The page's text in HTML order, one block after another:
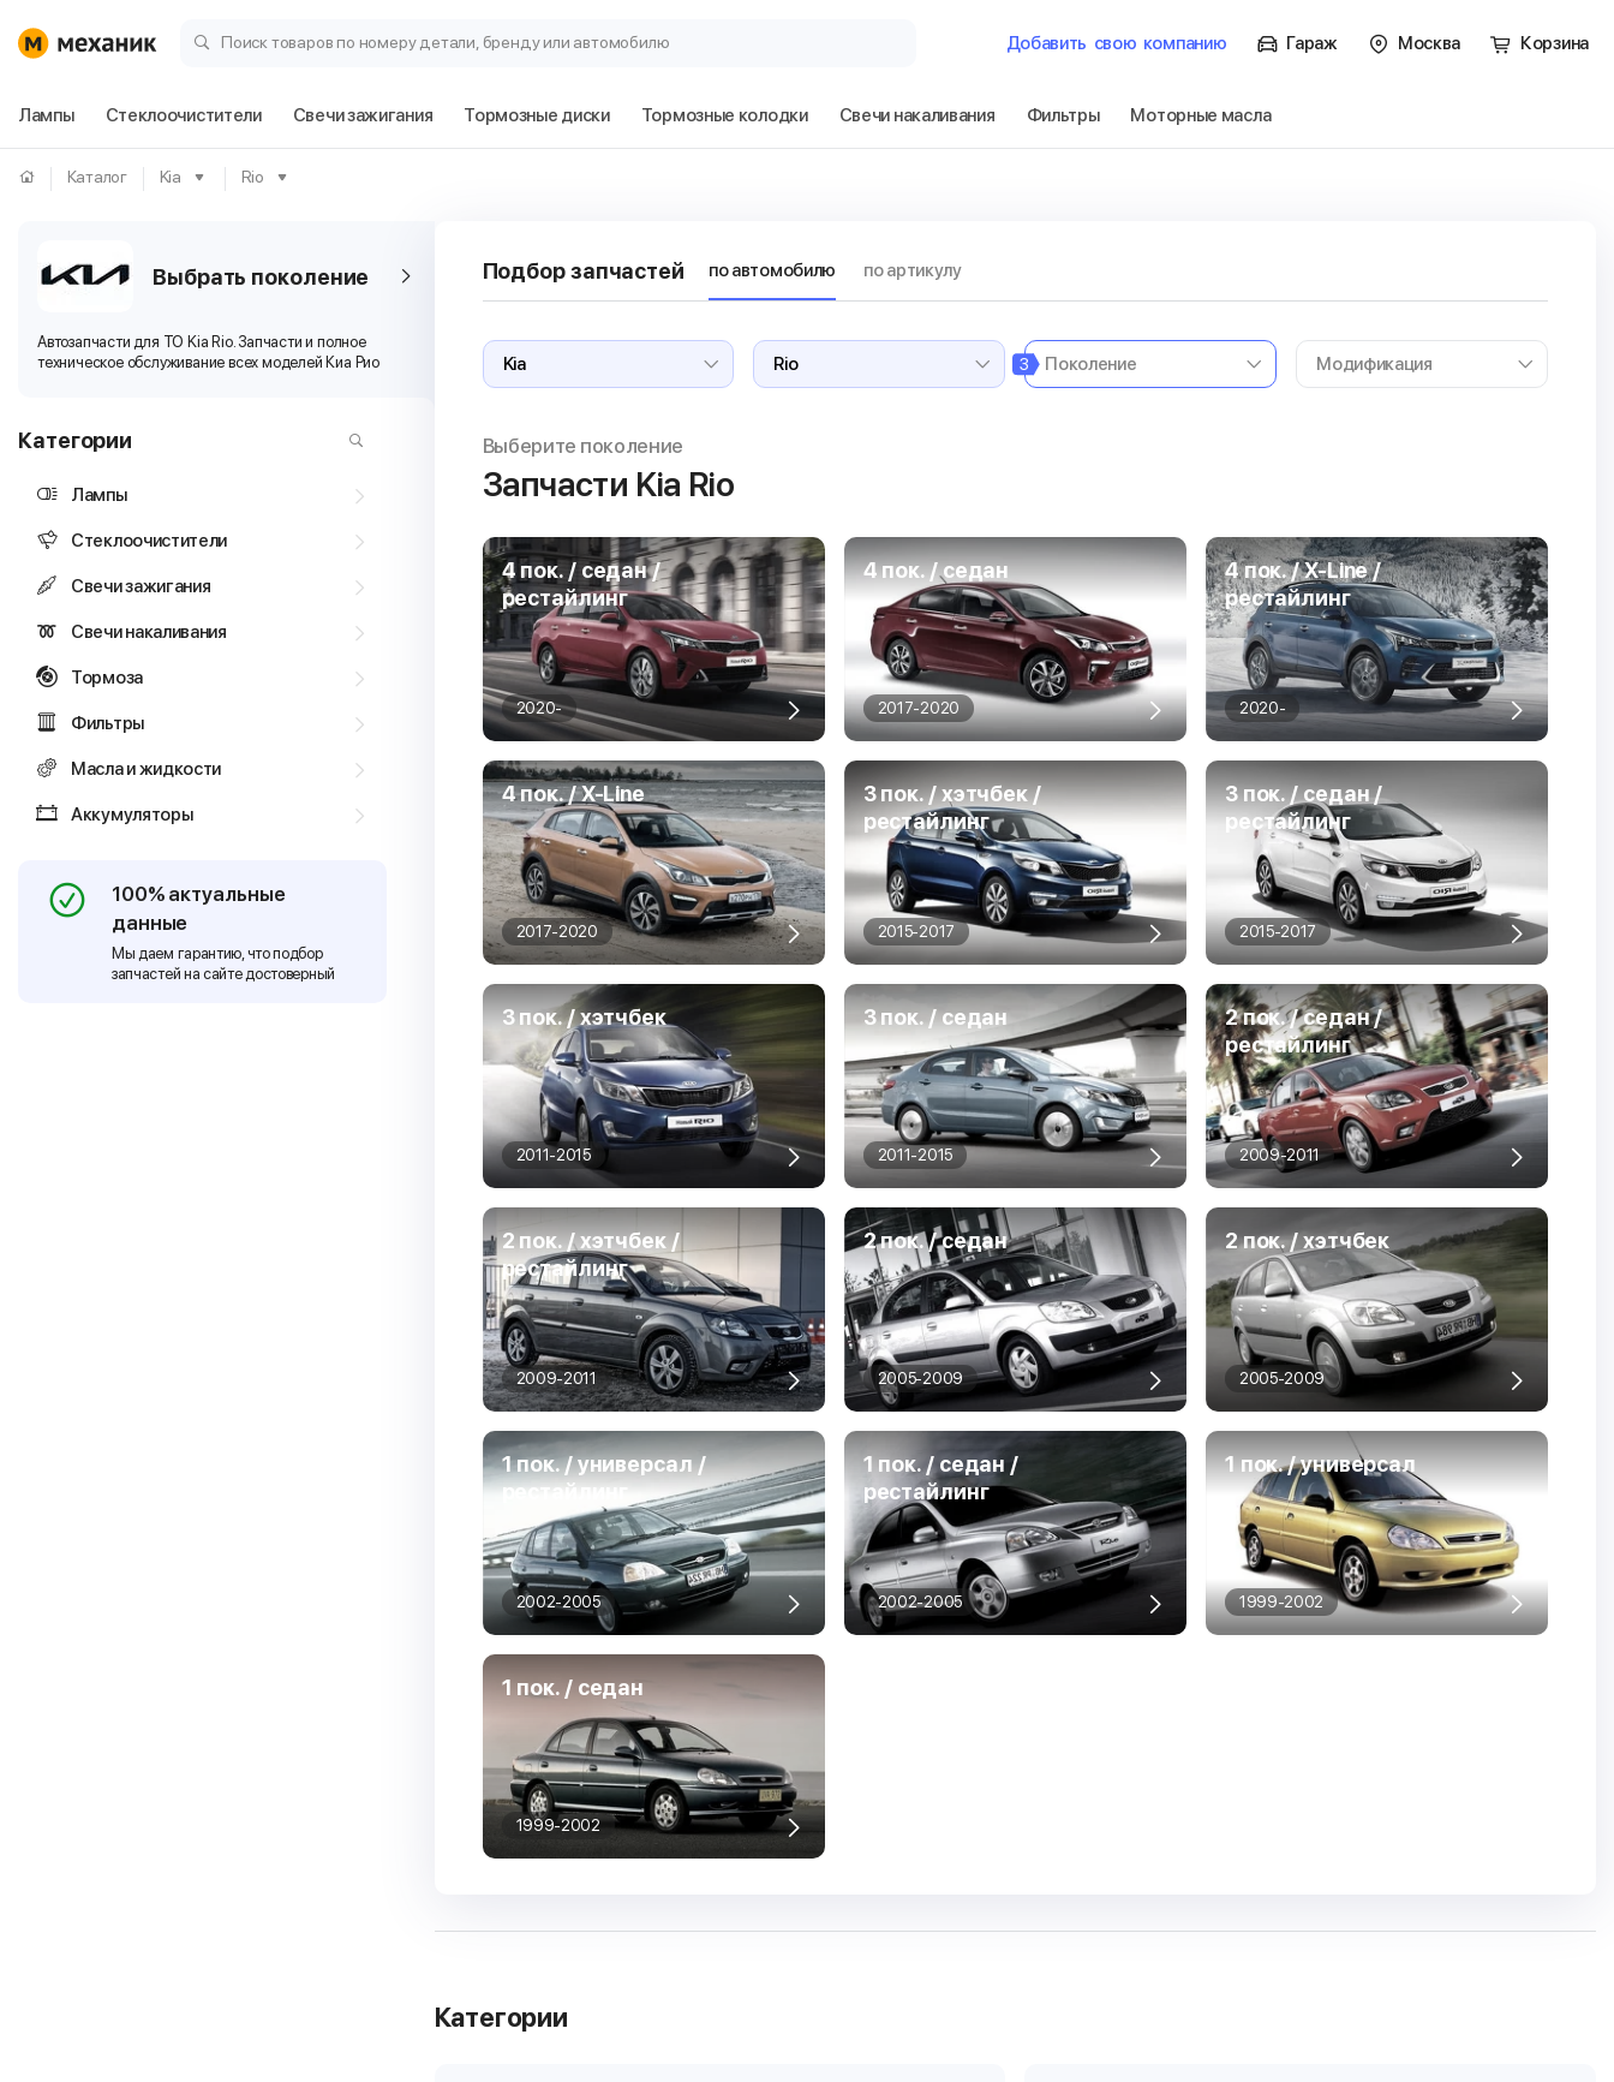
Поиск товаров по номеру детали, бренду или автомобилю Добавить свою компанию Гараж Москва Корзина
Лампы Стеклоочистители Свечи зажигания Тормозные диски Тормозные колодки Свечи накаливания Фильтры Моторные масла
Каталог Kia Rio
Выбрать поколение
Автозапчасти для ТО Kia Rio. Запчасти и полное
техническое обслуживание всех моделей Киа Рио
Категории
Лампы
Стеклоочистители
Свечи зажигания
Свечи накаливания
Тормоза
Фильтры
Масла и жидкости
Аккумуляторы
100% актуальные
данные
Мы даем гарантию, что подбор
запчастей на сайте достоверный
Подбор запчастей по автомобилю по артикулу
3
Выберите поколение
Запчасти Kia Rio
4 пок. / седан /
рестайлинг
2020-
4 пок. / седан
2017-2020
4 пок. / X-Line /
рестайлинг
2020-
4 пок. / X-Line
2017-2020
3 пок. / хэтчбек /
рестайлинг
2015-2017
3 пок. / седан /
рестайлинг
2015-2017
3 пок. / хэтчбек
2011-2015
3 пок. / седан
2011-2015
2 пок. / седан /
рестайлинг
2009-2011
2 пок. / хэтчбек /
рестайлинг
2009-2011
2 пок. / седан
2005-2009
2 пок. / хэтчбек
2005-2009
1 пок. / универсал /
рестайлинг
2002-2005
1 пок. / седан /
рестайлинг
2002-2005
1 пок. / универсал
1999-2002
1 пок. / седан
1999-2002
Категории